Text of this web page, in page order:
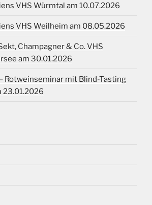
VHS Würmtal am 10.07.2026
VHS Weilheim am 08.05.2026
Champagner & Co. VHS
am 30.01.2026
Rotweinseminar mit Blind-Tasting
23.01.2026